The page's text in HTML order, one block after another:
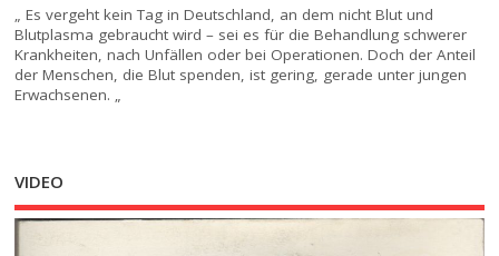
„ Es vergeht kein Tag in Deutschland, an dem nicht Blut und
Blutplasma gebraucht wird – sei es für die Behandlung schwerer
Krankheiten, nach Unfällen oder bei Operationen. Doch der Anteil
der Menschen, die Blut spenden, ist gering, gerade unter jungen
Erwachsenen. „
VIDEO